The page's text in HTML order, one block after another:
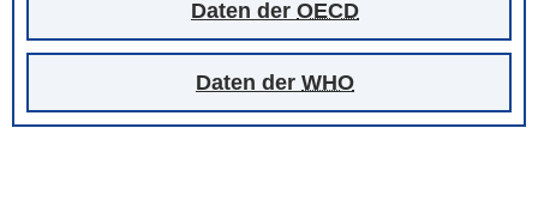
Daten der OECD
Daten der WHO